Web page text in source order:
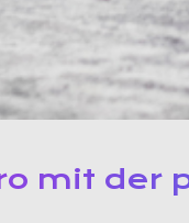
mit der